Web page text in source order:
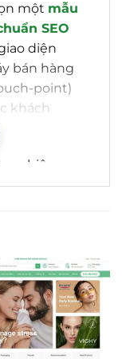
một mẫu
SEO
diện
bán hàng
point)
khách
nghiệm
doanh
lược nội